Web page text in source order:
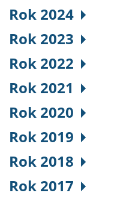
Rok 2024
Rok 2023
Rok 2022
Rok 2021
Rok 2020
Rok 2019
Rok 2018
Rok 2017